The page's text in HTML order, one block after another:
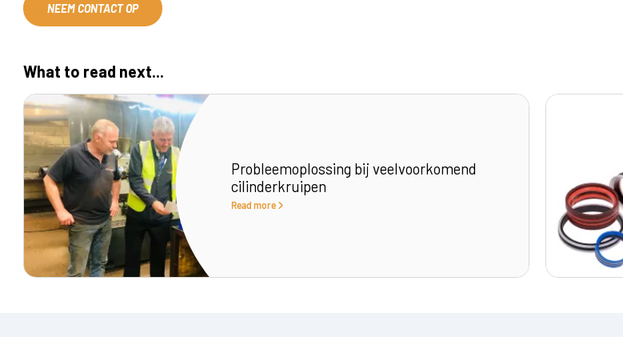
NEEM CONTACT OP
What to read next...
Probleemoplossing bij veelvoorkomend
cilinderkruipen
Read more